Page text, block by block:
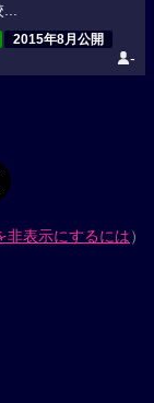
...
2015年8月公開
-
非表示にするには）